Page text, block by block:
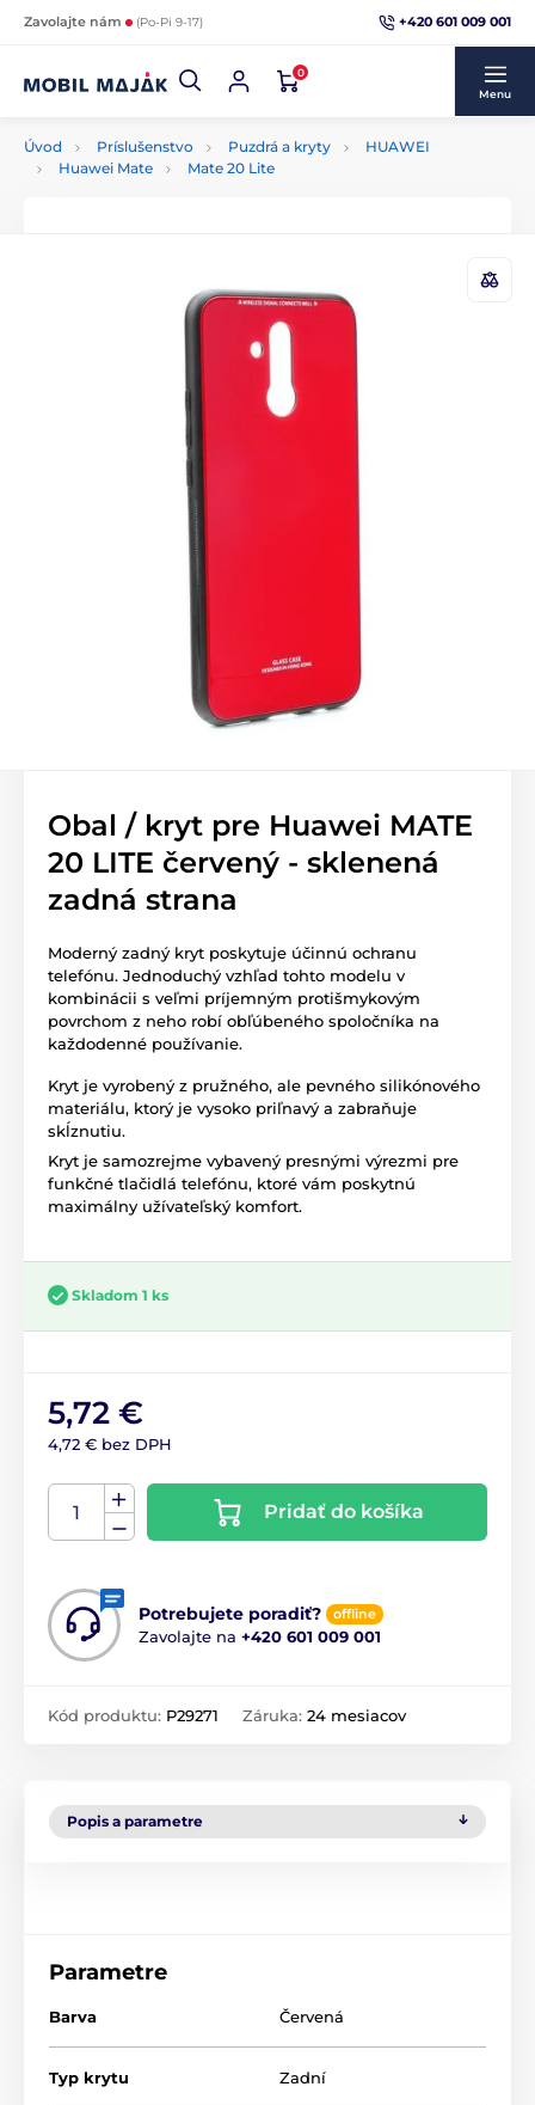
Zavolajte nám (Po-Pi 9-17) +420 601 009 001
0
Menu
Úvod Príslušenstvo Puzdrá a kryty
HUAWEI
Huawei Mate
Mate 20 Lite
Obal / kryt pre Huawei MATE
20 LITE červený - sklenená
zadná strana
Moderný zadný kryt poskytuje účinnú ochranu
telefónu. Jednoduchý vzhľad tohto modelu v
kombinácii s veľmi príjemným protišmykovým
povrchom z neho robí obľúbeného spoločníka na
každodenné používanie.
Kryt je vyrobený z pružného, ale pevného silikónového
materiálu, ktorý je vysoko priľnavý a zabraňuje
skĺznutiu.
Kryt je samozrejme vybavený presnými výrezmi pre
funkčné tlačidlá telefónu, ktoré vám poskytnú
maximálny užívateľský komfort.
Skladom 1 ks
5,72 €
4,72 € bez DPH
Pridať do košíka
Potrebujete poradiť? offline
Zavolajte na +420 601 009 001
Kód produktu: P29271 Záruka: 24 mesiacov
Popis a parametre
Parametre
Barva Červená
Typ krytu Zadní